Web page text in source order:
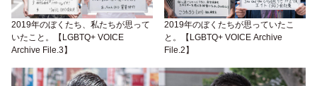
2019年のぼくたち、私たちが思って
いたこと。【LGBTQ+ VOICE
Archive File.3】
2019年のぼくたちが思っていたこ
と。【LGBTQ+ VOICE Archive
File.2】